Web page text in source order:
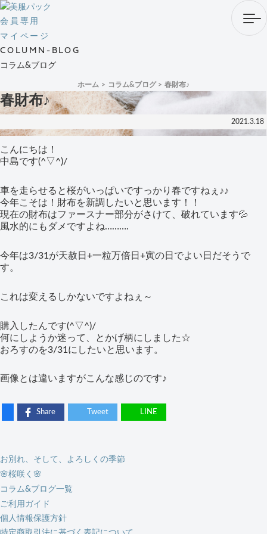
会員専用
マイページ
COLUMN-BLOG
コラム&ブログ
ホーム コラム&ブログ 春財布♪
春財布♪
2021.3.18
こんにちは！
中島です(^▽^)/
車を走らせると桜がいっぱいですっかり春ですねぇ♪♪
今年こそは！財布を新調したいと思います！！
現在の財布はファースナー部分がさけて、破れています💦
風水的にもダメですよね……….
今年は3/31が天赦日+一粒万倍日+寅の日でよい日だそうで
す。
これは変えるしかないですよねぇ～
購入したんです(^▽^)/
何にしようか迷って、とかげ柄にしました☆
おろすのを3/31にしたいと思います。
画像とは違いますがこんな感じのです♪
Share Tweet LINE
お別れ、そして、よろしくの季節
🌸桜咲く🌸
コラム&ブログ一覧
ご利用ガイド
個人情報保護方針